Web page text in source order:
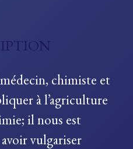
chimiste et
à l’agriculture
il nous est
vulgariser